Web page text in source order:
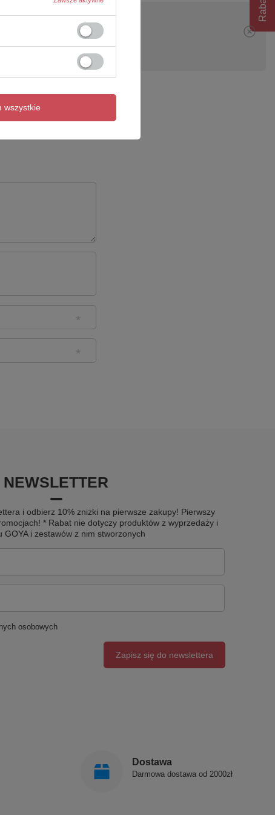
NEWSLETTER
i odbierz 10% zniżki na pierwsze zakupy! Pierwszy
* Rabat nie dotyczy produktów z wyprzedaży i
i zestawów z nim stworzonych
osobowych
Zapisz się do newslettera
Dostawa
Darmowa dostawa od 2000zł
wszystkie